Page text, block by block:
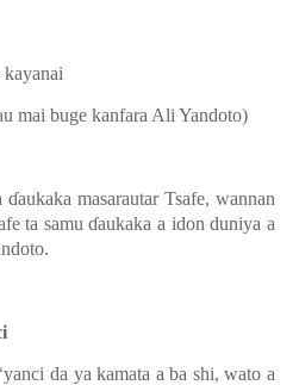
mai buge kanfara Ali Yandoto)
ɗaukaka masarautar Tsafe, wannan
ta samuɗaukaka a idon duniya a
da ya kamata a ba shi, wato a